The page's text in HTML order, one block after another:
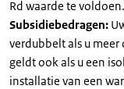
Rd waarde te voldoen.
Subsidiebedragen:
verdubbelt als u
geldt ook als u een
installatie van een